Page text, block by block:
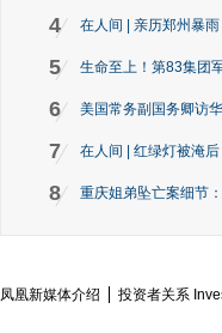
4 在人间 | 亲历郑州暴
5 生命至上！第83集团
6 美国常务副国务卿访
7 在人间 | 红绿灯被淹
8 重庆姐弟坠亡案细节
凤凰新媒体介绍 投资者关系